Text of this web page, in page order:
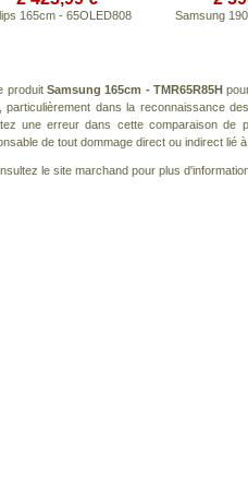
165cm - 65OLED808 Samsung
produit Samsung 165cm - TMR65R85H
dans la reconnaissance
une erreur dans cette comparaison de
de tout dommage direct ou indirect lié
le site marchand pour plus